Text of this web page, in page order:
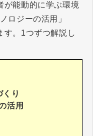
が能動的に学ぶ環境
ロジーの活用」
す。1つずつ解説し
り
活用